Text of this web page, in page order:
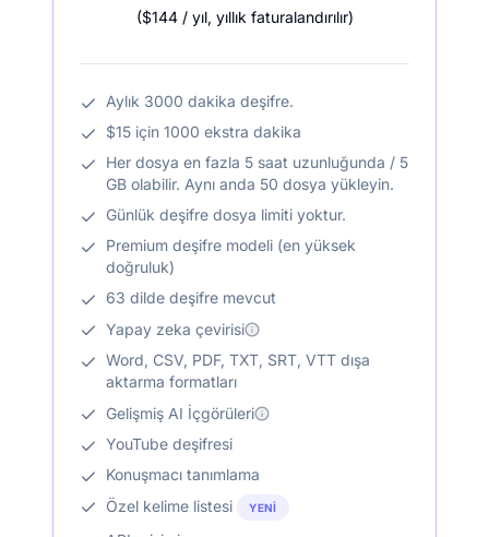
($144 / yıl, yıllık faturalandırılır)
Aylık 3000 dakika deşifre.
$15 için 1000 ekstra dakika
Her dosya en fazla 5 saat uzunluğunda / 5
GB olabilir. Aynı anda 50 dosya yükleyin.
Günlük deşifre dosya limiti yoktur.
Premium deşifre modeli (en yüksek
doğruluk)
63 dilde deşifre mevcut
Yapay zeka çevirisi
Word, CSV, PDF, TXT, SRT, VTT dışa
aktarma formatları
Gelişmiş AI İçgörüleri
YouTube deşifresi
Konuşmacı tanımlama
Özel kelime listesi
YENI